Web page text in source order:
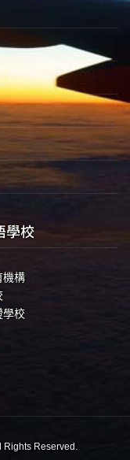
學校
機構
學校
Rights Reserved.